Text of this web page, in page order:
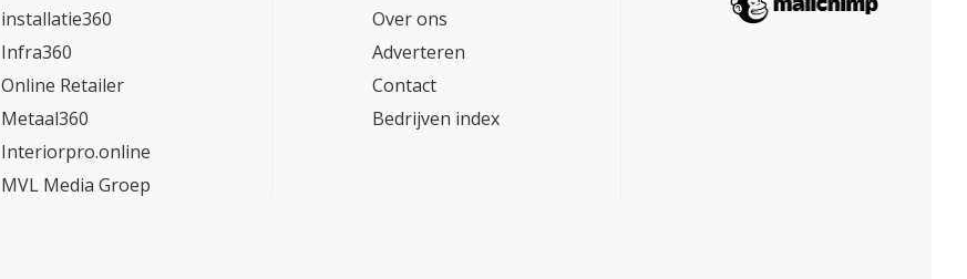
installatie360
Infra360
Online Retailer
Metaal360
Interiorpro.online
MVL Media Groep
Over ons
Adverteren
Contact
Bedrijven index